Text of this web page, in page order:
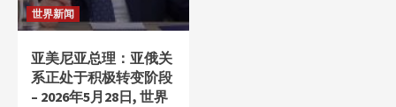
世界新闻
亚美尼亚总理：亚俄关
系正处于积极转变阶段
– 2026年5月28日, 世界